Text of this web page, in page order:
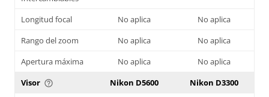
Longitud focal No aplica
No aplica
Rango del zoom
No aplica
No aplica
Apertura máxima
No aplica
No aplica
Visor help_outline Nikon D5600
Nikon D3300